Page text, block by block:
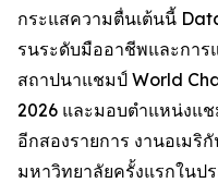
กระแสความตื่นเต้นนี้
รนระดับมืออาชีพและกา
สถาปนาแชมป์ World
2026 และมอบตำแหน่งแ
อีกสองรายการ งานอเม
มหาวิทยาลัยครั้งแรกในป